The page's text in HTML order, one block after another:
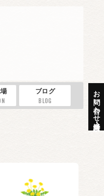
お問い合わせ・資料請求
ブログ
BLOG